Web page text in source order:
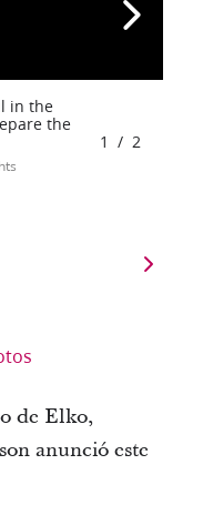
in the
the
1 / 2
de Elko,
anunció este